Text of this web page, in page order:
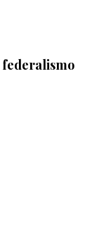
federalismo